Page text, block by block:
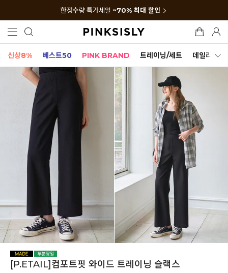
한정수량 특가세일 ~70% 최대 할인
신상8% 베스트50 PINK BRAND 트레이닝/세트 데일리세트
[P.ETAIL]컴포트핏 와이드 트레이닝 슬랙스